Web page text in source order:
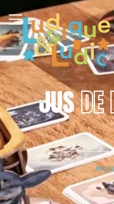
JUSDE